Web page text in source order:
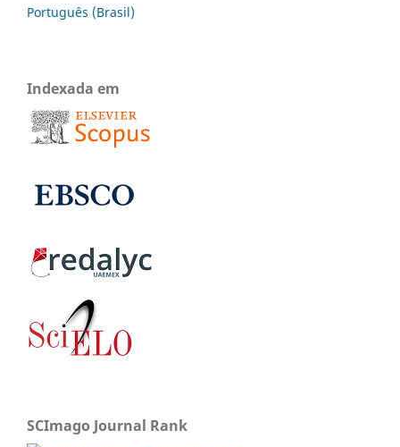
Português (Brasil)
Indexada em
SCImago Journal Rank